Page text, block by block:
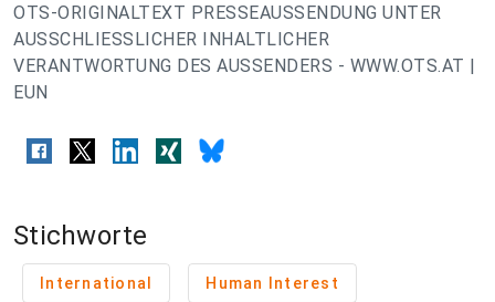
OTS-ORIGINALTEXT PRESSEAUSSENDUNG UNTER
AUSSCHLIESSLICHER INHALTLICHER
VERANTWORTUNG DES AUSSENDERS - WWW.OTS.AT |
EUN
Stichworte
International Human Interest